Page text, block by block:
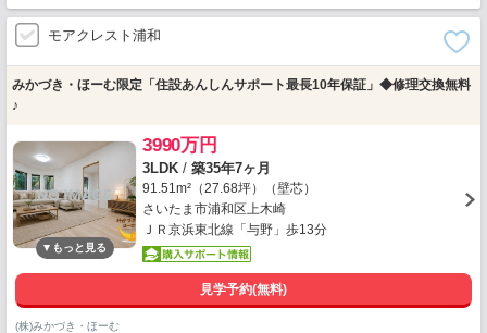
モアクレスト浦和
みかづき・ほーむ限定「住設あんしんサポート最長10年保証」◆修理交換無料
♪
3990万円
3LDK / 築35年7ヶ月
91.51m²（27.68坪）（壁芯）
さいたま市浦和区上木崎
ＪＲ京浜東北線「与野」歩13分
見学予約(無料)
(株)みかづき・ほーむ